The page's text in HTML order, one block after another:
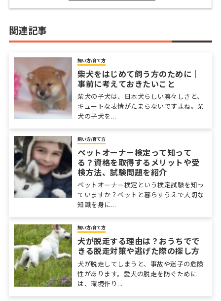
関連記事
飼い方/育て方
柴犬をはじめて飼う方のために｜
事前に考えておきたいこと
柴犬の子犬は、日本犬らしい凛々しさと、
キュートな表情がたまらないですよね。柴
犬の子犬を...
飼い方/育て方
ペットオーナー検定って知って
る？資格を取得するメリットや受
検方法、試験問題を紹介
ペットオーナー検定という検定試験を知っ
ていますか？ペットと暮らすうえで大切な
知識を身に...
飼い方/育て方
犬が脱走する理由は？おうちでで
きる脱走対策や逃げた際の探し方
犬が脱走してしまうと、事故や迷子の危険
性があります。愛犬の脱走を防ぐために
は、環境作り...